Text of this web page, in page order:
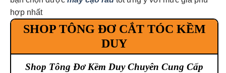
hợp nhất
SHOP TÔNG ĐƠ CẮT TÓC KỀM
DUY
Shop Tông Đơ Kềm Duy Chuyên Cung Cấp